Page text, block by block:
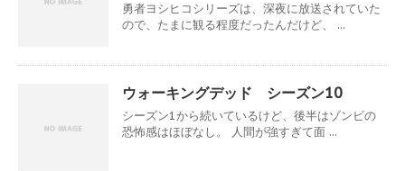
勇者ヨシヒコシリーズは、深夜に放送されていた
ので、たまに観る程度だったんだけど、 ...
ウォーキングデッド シーズン10
シーズン1から続いているけど、後半はゾンビの
恐怖感はほぼなし。 人間が強すぎて面 ...